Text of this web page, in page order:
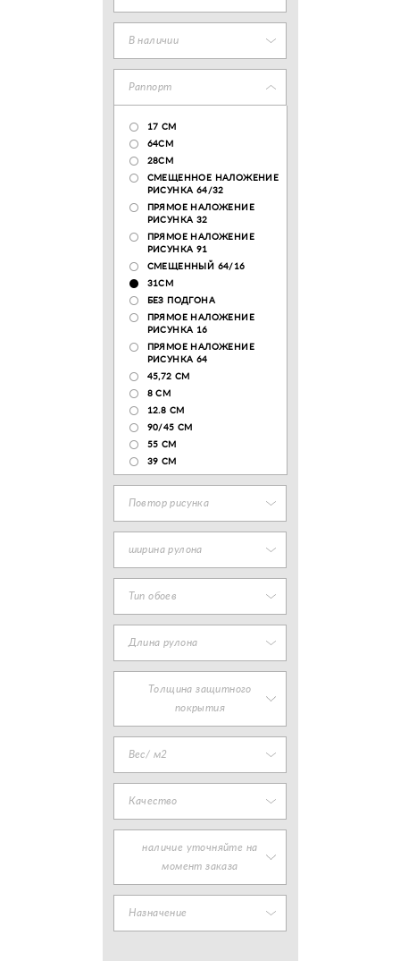
В наличии
Раппорт
17 CM
64СМ
28CM
СМЕЩЕННОЕ НАЛОЖЕНИЕ
РИСУНКА 64/32
ПРЯМОЕ НАЛОЖЕНИЕ
РИСУНКА 32
ПРЯМОЕ НАЛОЖЕНИЕ
РИСУНКА 91
СМЕЩЕННЫЙ 64/16
31СМ
БЕЗ ПОДГОНА
ПРЯМОЕ НАЛОЖЕНИЕ
РИСУНКА 16
ПРЯМОЕ НАЛОЖЕНИЕ
РИСУНКА 64
45,72 СМ
8 СМ
12.8 CM
90/45 СМ
55 СМ
39 СМ
Повтор рисунка
ширина рулона
Тип обоев
Длина рулона
Толщина защитного
покрытия
Вес/ м2
Качество
наличие уточняйте на
момент заказа
Назначение